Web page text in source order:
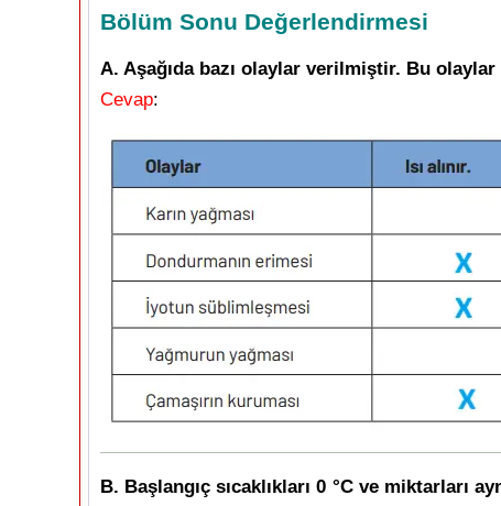
Bölüm Sonu Değerlendirmesi
A. Aşağıda bazı olaylar verilmiştir. Bu olaylar
Cevap:
B. Başlangıç sıcaklıkları 0 °C ve miktarları